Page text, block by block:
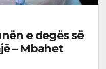
e degës së
– Mbahet